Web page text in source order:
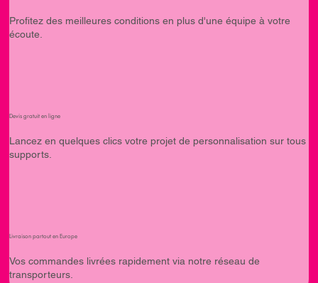
Profitez des meilleures conditions en plus d'une équipe à votre
écoute.
Devis gratuit en ligne
Lancez en quelques clics votre projet de personnalisation sur tous
supports.
Livraison partout en Europe
Vos commandes livrées rapidement via notre réseau de
transporteurs.